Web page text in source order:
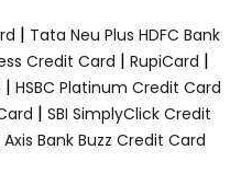
| Tata Neu Plus HDFC Bank
Credit Card | RupiCard |
| HSBC Platinum Credit Card
| SBI SimplyClick Credit
Axis Bank Buzz Credit Card